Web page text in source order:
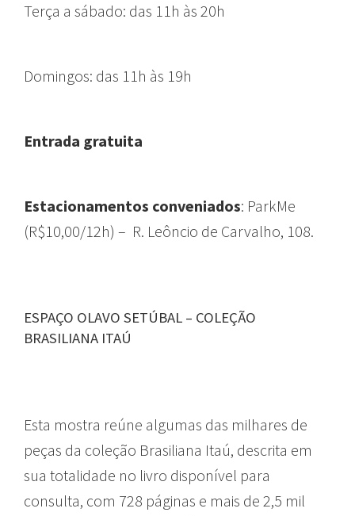
Terça a sábado: das 11h às 20h
Domingos: das 11h às 19h
Entrada gratuita
Estacionamentos conveniados: ParkMe
(R$10,00/12h) – R. Leôncio de Carvalho, 108.
ESPAÇO OLAVO SETÚBAL – COLEÇÃO
BRASILIANA ITAÚ
Esta mostra reúne algumas das milhares de
peças da coleção Brasiliana Itaú, descrita em
sua totalidade no livro disponível para
consulta, com 728 páginas e mais de 2,5 mil